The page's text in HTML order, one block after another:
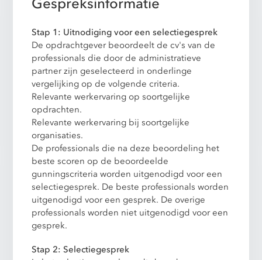
Stap 1: Uitnodiging voor een selectiegesprek
De opdrachtgever beoordeelt de cv's van de
professionals die door de administratieve
partner zijn geselecteerd in onderlinge
vergelijking op de volgende criteria.
Relevante werkervaring op soortgelijke
opdrachten.
Relevante werkervaring bij soortgelijke
organisaties.
De professionals die na deze beoordeling het
beste scoren op de beoordeelde
gunningscriteria worden uitgenodigd voor een
selectiegesprek. De beste professionals worden
uitgenodigd voor een gesprek. De overige
professionals worden niet uitgenodigd voor een
gesprek.
Stap 2: Selectiegesprek